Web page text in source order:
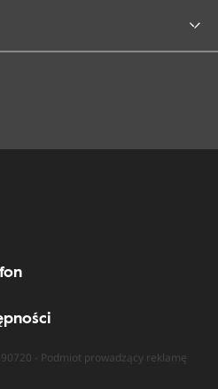
- Podmiot prowadzący reklamę